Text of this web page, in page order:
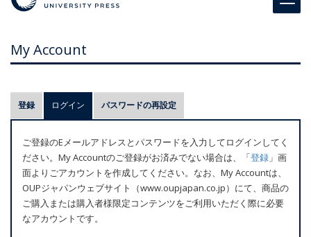
My Account
プ
ラ
マ
リ
ー
タ
ブ
登録 ログイン (アクティブなタブ)
パスワードの再設定
ご登録のEメールアドレスとパスワードを入力してログインしてく
ださい。My Accountのご登録がお済みでない場合は、「登録 」画
面よりごアカウントを作成してください。なお、My Accountは、
OUPジャパンウェブサイト（www.oupjapan.co.jp）にて、商品の
ご購入または購入者様限定コンテンツをご利用いただく際に必要
なアカウントです。